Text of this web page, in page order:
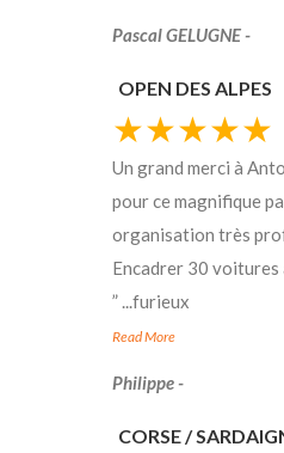
- Pascal GELUGNE
OPEN DES ALPES
★★★★★
Un grand merci à
pour ce magnifique
organisation très
Encadrer 30 voitures
furieux
...
”
Read More
- Philippe
CORSE /